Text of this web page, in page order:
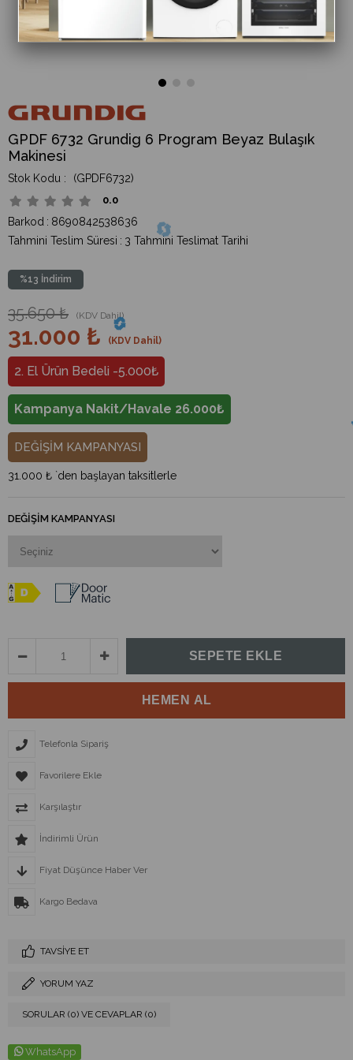
GPDF 6732 Grundig 6 Program Beyaz Bulaşık
Makinesi
(GPDF6732)
0.0
Barkod : 8690842538636
Tahmini Teslim Süresi : 3 Tahmini Teslimat Tarihi
%13 İndirim
35.650 ₺ (KDV Dahil)
31.000 ₺ (KDV Dahil)
2. El Ürün Bedeli -5.000₺
Kampanya Nakit/Havale 26.000₺
DEĞİŞİM KAMPANYASI
31.000 ₺ `den başlayan taksitlerle
DEĞIŞIM KAMPANYASI
Telefonla Sipariş
Favorilere Ekle
Karşılaştır
İndirimli Ürün
Fiyat Düşünce Haber Ver
Kargo Bedava
TAVSIYE ET
YORUM YAZ
SORULAR (0) VE CEVAPLAR (0)
WhatsApp